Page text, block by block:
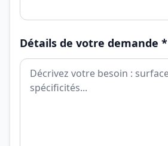
Détails de votre demande *